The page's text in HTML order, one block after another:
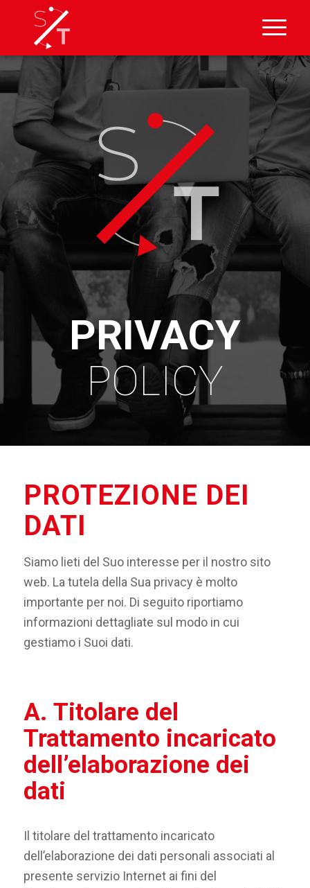
PRIVACY
POLICY
PROTEZIONE DEI
DATI
Siamo lieti del Suo interesse per il nostro sito
web. La tutela della Sua privacy è molto
importante per noi. Di seguito riportiamo
informazioni dettagliate sul modo in cui
gestiamo i Suoi dati.
A. Titolare del
Trattamento incaricato
dell’elaborazione dei
dati
Il titolare del trattamento incaricato
dell’elaborazione dei dati personali associati al
presente servizio Internet ai fini del